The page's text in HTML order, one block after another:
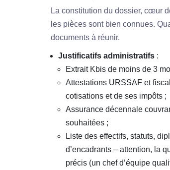
La constitution du dossier, cœur
les pièces sont bien connues.
documents à réunir.
Justificatifs administratifs :
Extrait Kbis de moins de 3
Attestations URSSAF et
cotisations et de ses impôts ;
Assurance décennale
souhaitées ;
Liste des effectifs, statuts,
d’encadrants – attention, la
précis (un chef d’équipe